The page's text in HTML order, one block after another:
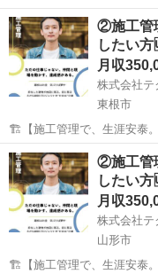
管理などの施工管理業務全
分圏内が中心です。 土木も
資格を活かせる案件の管理
正社員
②施工管
したい方
月収
株式会社テ
東根市
🏗️【施工管理で、生涯安泰。
の不安、転職を繰り返す日
理で根本から解決しませんか？ 💼 施工管理ってどんな仕事？
「司令塔」...
山形 東根市 土木
②施工管
したい方
月収
株式会社テ
山形市
🏗️【施工管理で、生涯安泰。